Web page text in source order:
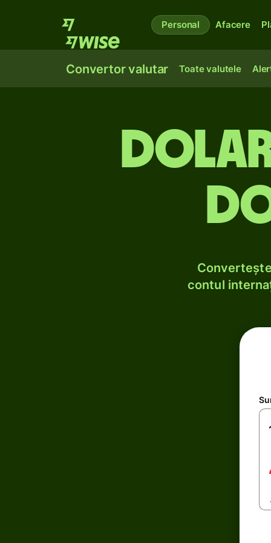
Personal Afacere
Convertor valutar Toate valutele
contul